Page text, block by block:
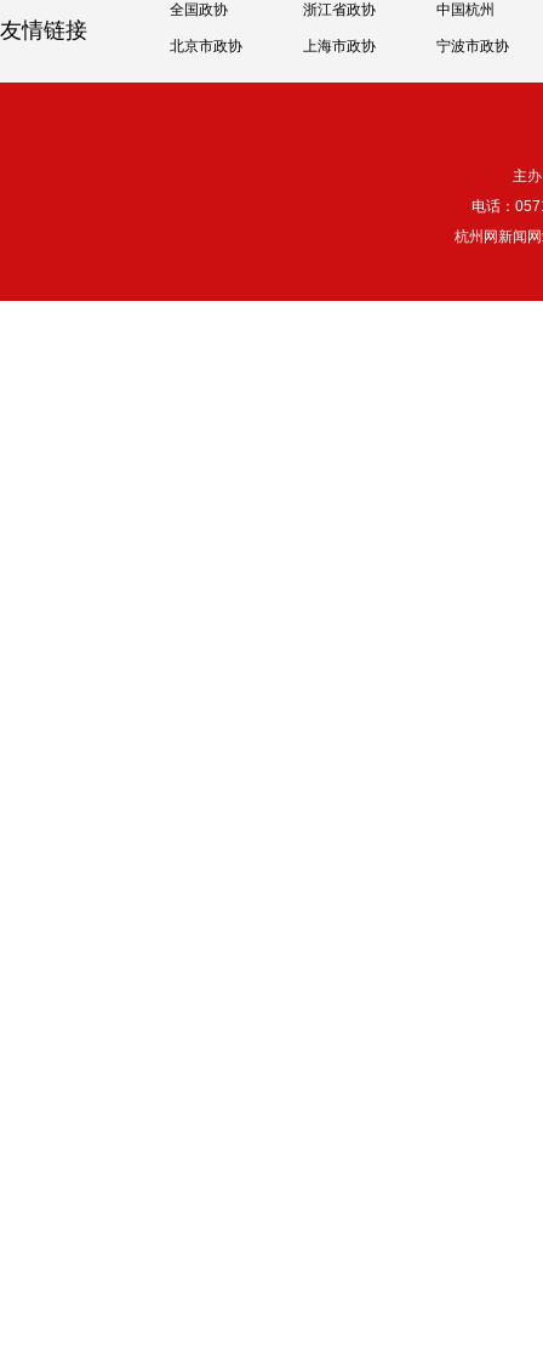
友情链接
全国政协 浙江省政协 中国杭州
北京市政协 上海市政协 宁波市政协
主
电话：
杭州网新闻